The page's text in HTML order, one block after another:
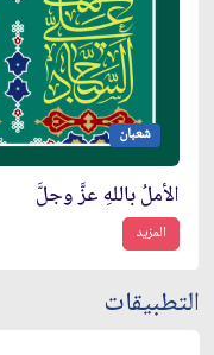
شعبان
الأملُ باللهِ عزَّ وجلَّ
المزيد
التطبيقات